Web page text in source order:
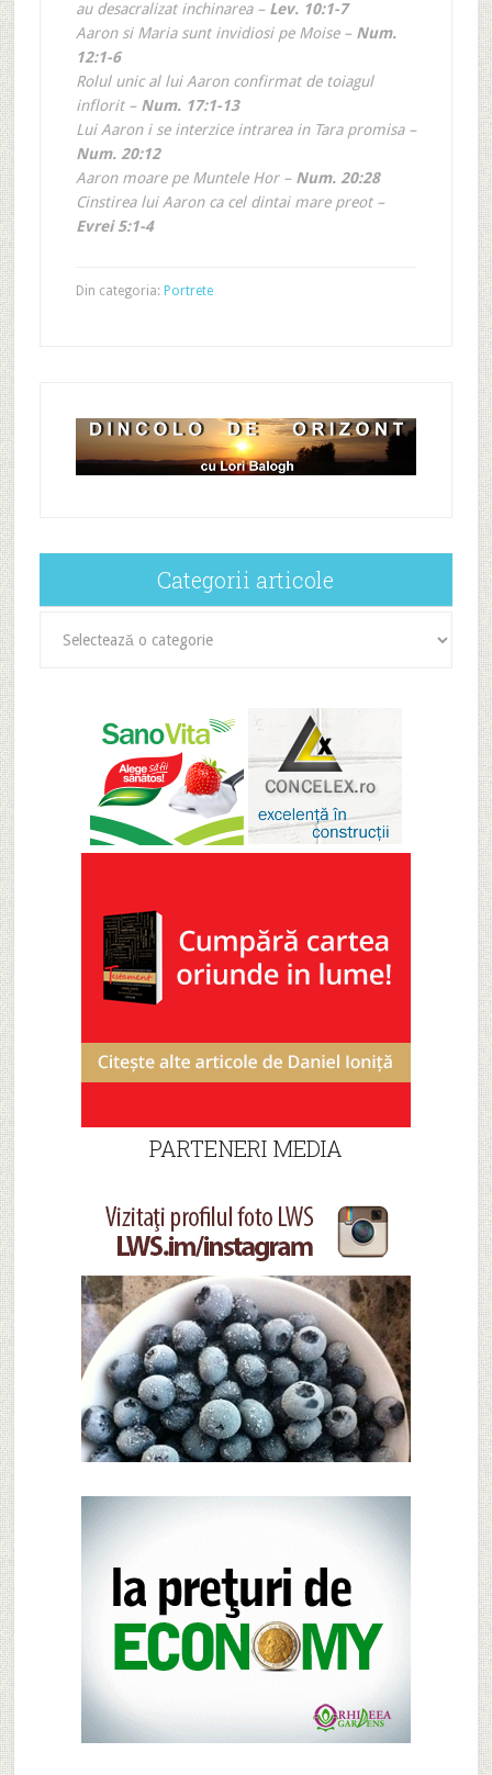
au desacralizat inchinarea – Lev. 10:1-7
Aaron si Maria sunt invidiosi pe Moise – Num.
12:1-6
Rolul unic al lui Aaron confirmat de toiagul
inflorit – Num. 17:1-13
Lui Aaron i se interzice intrarea in Tara promisa –
Num. 20:12
Aaron moare pe Muntele Hor – Num. 20:28
Cinstirea lui Aaron ca cel dintai mare preot –
Evrei 5:1-4
Din categoria: Portrete
Categorii articole
articole
PARTENERI MEDIA